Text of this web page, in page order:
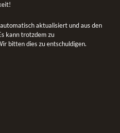
aktualisiert und aus den
kann trotzdem zu
bitten dies zu entschuldigen.